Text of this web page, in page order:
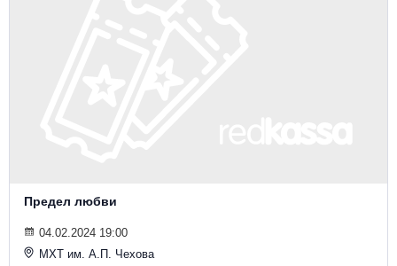
Предел любви
04.02.2024 19:00
МХТ им. А.П. Чехова